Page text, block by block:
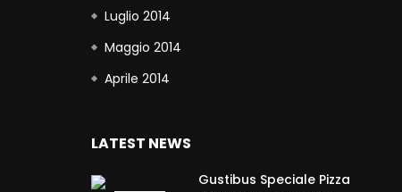
Luglio 2014
Maggio 2014
Aprile 2014
LATEST NEWS
Gustibus Speciale Pizza